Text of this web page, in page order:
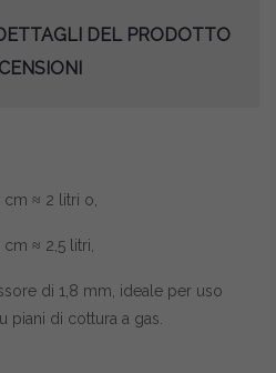
DEL PRODOTTO
cm ≈ 2 litri o,
cm ≈ 2,5 litri,
di 1,8 mm, ideale per uso
piani di cottura a gas.